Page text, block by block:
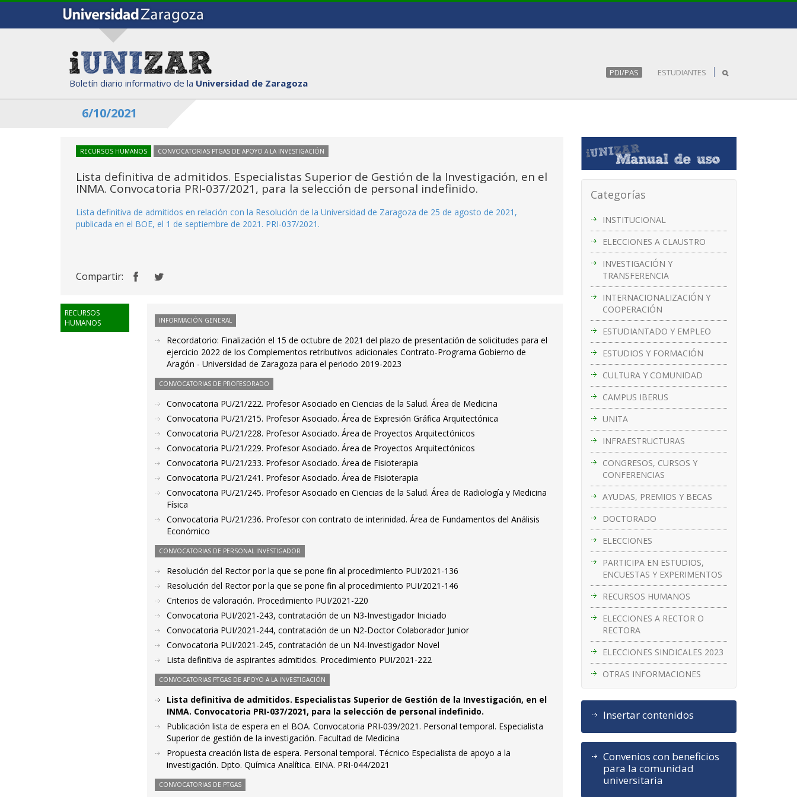
Boletín diario informativo de la Universidad de Zaragoza
PDI/PAS ESTUDIANTES
6/10/2021
Categorías
INSTITUCIONAL
ELECCIONES A CLAUSTRO
INVESTIGACIÓN Y
TRANSFERENCIA
INTERNACIONALIZACIÓN Y
COOPERACIÓN
ESTUDIANTADO Y EMPLEO
ESTUDIOS Y FORMACIÓN
CULTURA Y COMUNIDAD
CAMPUS IBERUS
UNITA
INFRAESTRUCTURAS
CONGRESOS, CURSOS Y
CONFERENCIAS
AYUDAS, PREMIOS Y BECAS
DOCTORADO
ELECCIONES
PARTICIPA EN ESTUDIOS,
ENCUESTAS Y EXPERIMENTOS
RECURSOS HUMANOS
ELECCIONES A RECTOR O
RECTORA
ELECCIONES SINDICALES 2023
OTRAS INFORMACIONES
Insertar contenidos
Convenios con beneficios
para la comunidad
universitaria
RECURSOS HUMANOS CONVOCATORIAS PTGAS DE APOYO A LA INVESTIGACIÓN
Lista definitiva de admitidos. Especialistas Superior de Gestión de la Investigación, en el
INMA. Convocatoria PRI-037/2021, para la selección de personal indefinido.
Lista definitiva de admitidos en relación con la Resolución de la Universidad de Zaragoza de 25 de agosto de 2021,
publicada en el BOE, el 1 de septiembre de 2021. PRI-037/2021.
Compartir:
RECURSOS
HUMANOS
INFORMACIÓN GENERAL
Recordatorio: Finalización el 15 de octubre de 2021 del plazo de presentación de solicitudes para el
ejercicio 2022 de los Complementos retributivos adicionales Contrato-Programa Gobierno de
Aragón - Universidad de Zaragoza para el periodo 2019-2023
CONVOCATORIAS DE PROFESORADO
Convocatoria PU/21/222. Profesor Asociado en Ciencias de la Salud. Área de Medicina
Convocatoria PU/21/215. Profesor Asociado. Área de Expresión Gráfica Arquitectónica
Convocatoria PU/21/228. Profesor Asociado. Área de Proyectos Arquitectónicos
Convocatoria PU/21/229. Profesor Asociado. Área de Proyectos Arquitectónicos
Convocatoria PU/21/233. Profesor Asociado. Área de Fisioterapia
Convocatoria PU/21/241. Profesor Asociado. Área de Fisioterapia
Convocatoria PU/21/245. Profesor Asociado en Ciencias de la Salud. Área de Radiología y Medicina
Física
Convocatoria PU/21/236. Profesor con contrato de interinidad. Área de Fundamentos del Análisis
Económico
CONVOCATORIAS DE PERSONAL INVESTIGADOR
Resolución del Rector por la que se pone fin al procedimiento PUI/2021-136
Resolución del Rector por la que se pone fin al procedimiento PUI/2021-146
Criterios de valoración. Procedimiento PUI/2021-220
Convocatoria PUI/2021-243, contratación de un N3-Investigador Iniciado
Convocatoria PUI/2021-244, contratación de un N2-Doctor Colaborador Junior
Convocatoria PUI/2021-245, contratación de un N4-Investigador Novel
Lista definitiva de aspirantes admitidos. Procedimiento PUI/2021-222
CONVOCATORIAS PTGAS DE APOYO A LA INVESTIGACIÓN
Lista definitiva de admitidos. Especialistas Superior de Gestión de la Investigación, en el
INMA. Convocatoria PRI-037/2021, para la selección de personal indefinido.
Publicación lista de espera en el BOA. Convocatoria PRI-039/2021. Personal temporal. Especialista
Superior de gestión de la investigación. Facultad de Medicina
Propuesta creación lista de espera. Personal temporal. Técnico Especialista de apoyo a la
investigación. Dpto. Química Analítica. EINA. PRI-044/2021
CONVOCATORIAS DE PTGAS